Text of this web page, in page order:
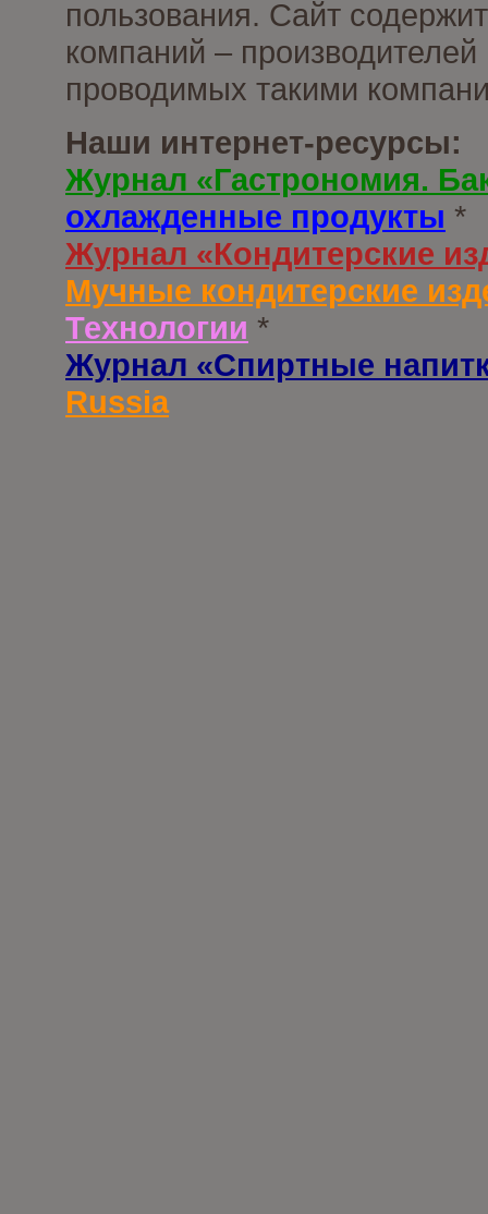
пользования. Сайт
компаний –
проводимых такими
Наши интернет-ресурсы:
Журнал «Гастрономия.
охлажденные продукты *
Журнал «Кондитерские
Мучные кондитерские
Технологии *
Журнал «Спиртные
Russia